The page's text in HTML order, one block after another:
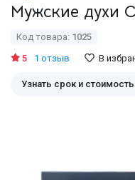
Мужские духи
Код товара: 1025
5
1 отзыв В
Узнать срок и